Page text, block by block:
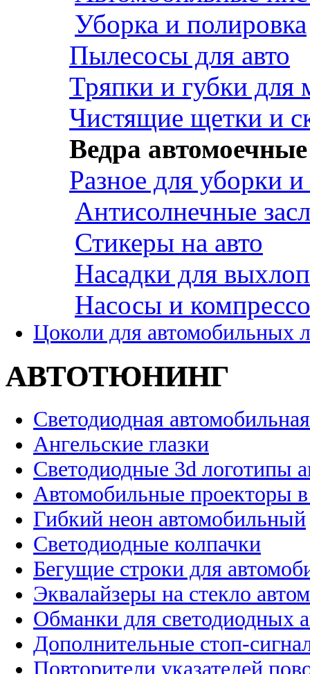
Уборка и полировка
Пылесосы для авто
Тряпки и губки для
Чистящие щетки и
Ведра автомоечные
Разное для уборки
Антисолнечные
Стикеры на авто
Насадки для
Насосы и
Цоколи для автомобильных
АВТОТЮНИНГ
Светодиодная
Ангельские глазки
Светодиодные 3d логотипы
Автомобильные проекторы
Гибкий неон автомобильный
Светодиодные колпачки
Бегущие строки для
Эквалайзеры на стекло
Обманки для светодиодных
Дополнительные стоп-
Повторители указателей